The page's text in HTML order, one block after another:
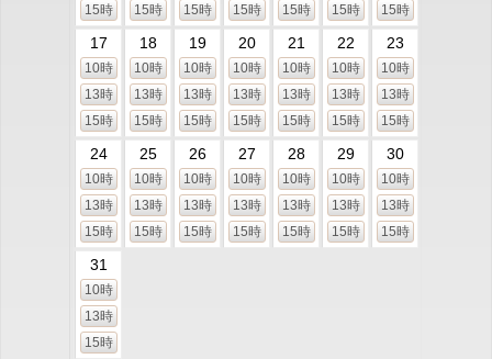
15時
15時
15時
15時
15時
15時
15時
17
10時
13時
15時
18
10時
13時
15時
19
10時
13時
15時
20
10時
13時
15時
21
10時
13時
15時
22
10時
13時
15時
23
10時
13時
15時
24
10時
13時
15時
25
10時
13時
15時
26
10時
13時
15時
27
10時
13時
15時
28
10時
13時
15時
29
10時
13時
15時
30
10時
13時
15時
31
10時
13時
15時